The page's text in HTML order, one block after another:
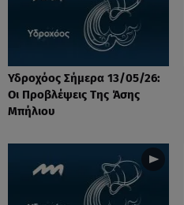
Υδροχόος Σήμερα 13/05/26:
Οι Προβλέψεις Της Άσης
Μπήλιου